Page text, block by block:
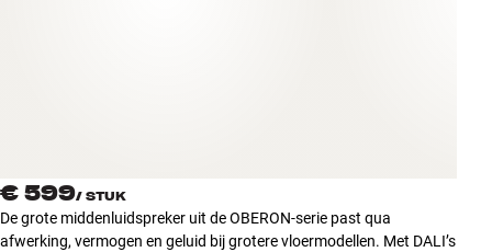
NIEUW
AANBIEDINGEN
€ 599/ STUK
De grote middenluidspreker uit de OBERON-serie past qua
afwerking, vermogen en geluid bij grotere vloermodellen. Met DALI’s